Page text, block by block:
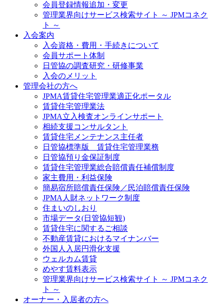
会員登録情報追加・変更
管理業界向けサービス検索サイト ～ JPMコネク
ト ～
入会案内
入会資格・費用・手続きについて
会員サポート体制
日管協の調査研究・研修事業
入会のメリット
管理会社の方へ
JPMA賃貸住宅管理業適正化ポータル
賃貸住宅管理業法
JPMA立入検査オンラインサポート
相続支援コンサルタント
賃貸住宅メンテナンス主任者
日管協標準版 賃貸住宅管理業務
日管協預り金保証制度
賃貸住宅管理業総合賠償責任補償制度
家主費用・利益保険
簡易宿所賠償責任保険／民泊賠償責任保険
JPMA人財ネットワーク制度
住まいのしおり
市場データ(日管協短観)
賃貸住宅に関するご相談
不動産賃貸におけるマイナンバー
外国人入居円滑化支援
ウェルカム賃貸
めやす賃料表示
管理業界向けサービス検索サイト ～ JPMコネク
ト ～
オーナー・入居者の方へ